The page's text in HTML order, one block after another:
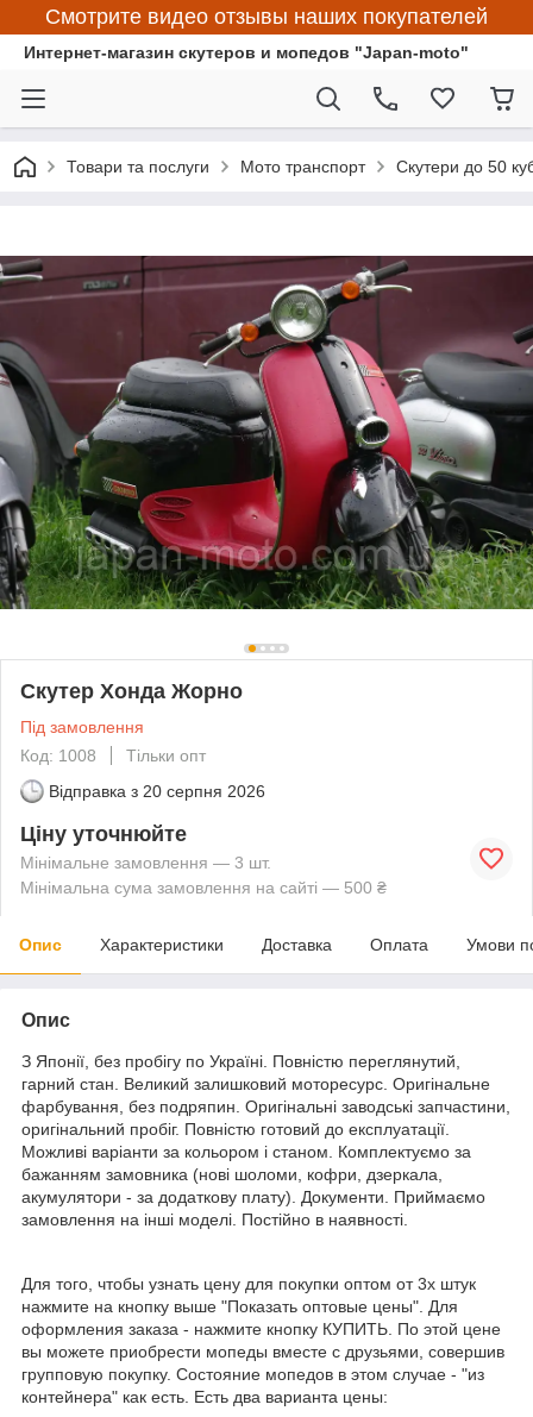
Смотрите видео отзывы наших покупателей
Интернет-магазин скутеров и мопедов "Japan-moto"
Товари та послуги Мото транспорт Скутери до 50
Скутер Хонда Жорно
Під замовлення
Код: 1008
Тільки опт
Відправка з 20 серпня 2026
Ціну уточнюйте
Мінімальне замовлення — 3 шт.
Мінімальна сума замовлення на сайті — 500 ₴
Опис Характеристики Доставка Оплата Умови
Опис
З Японії, без пробігу по Україні. Повністю переглянутий,
гарний стан. Великий залишковий моторесурс. Оригінальне
фарбування, без подряпин. Оригінальні заводські запчастини,
оригінальний пробіг. Повністю готовий до експлуатації.
Можливі варіанти за кольором і станом. Комплектуємо за
бажанням замовника (нові шоломи, кофри, дзеркала,
акумулятори - за додаткову плату). Документи. Приймаємо
замовлення на інші моделі. Постійно в наявності.
Для того, чтобы узнать цену для покупки оптом от 3х штук
нажмите на кнопку выше "Показать оптовые цены". Для
оформления заказа - нажмите кнопку КУПИТЬ. По этой цене
вы можете приобрести мопеды вместе с друзьями, совершив
групповую покупку. Состояние мопедов в этом случае - "из
контейнера" как есть. Есть два варианта цены: